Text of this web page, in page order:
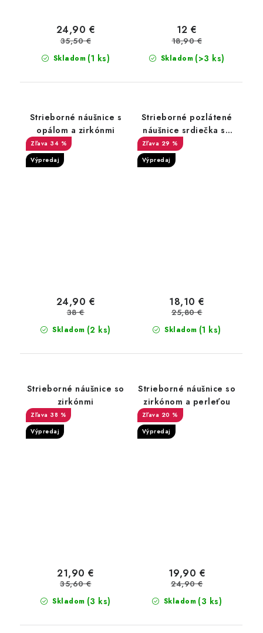
Skladom (1 ks)
24,90 €
35,50 €
Skladom (>3 ks)
12 €
18,90 €
Strieborné náušnice s
opálom a zirkónmi
34 %
Výpredaj
Skladom (2 ks)
24,90 €
38 €
Strieborné pozlátené
náušnice srdiečka so
zirkónom
29 %
Výpredaj
Skladom (1 ks)
18,10 €
25,80 €
Strieborné náušnice so
zirkónmi
38 %
Výpredaj
Skladom (3 ks)
21,90 €
35,60 €
Strieborné náušnice so
zirkónom a perleťou
20 %
Výpredaj
Skladom (3 ks)
19,90 €
24,90 €